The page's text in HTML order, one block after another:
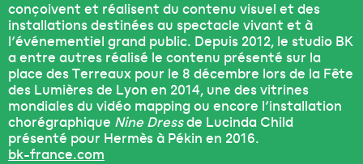
conçoivent et réalisent du contenu visuel et des
installations destinées au spectacle vivant et à
l’événementiel grand public. Depuis 2012, le studio BK
a entre autres réalisé le contenu présenté sur la
place des Terreaux pour le 8 décembre lors de la Fête
des Lumières de Lyon en 2014, une des vitrines
mondiales du vidéo mapping ou encore l’installation
chorégraphique Nine Dressde Lucinda Child
présenté pour Hermès à Pékin en 2016.
bk-france.com